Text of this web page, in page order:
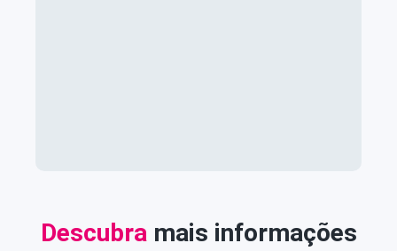
Descubra mais informações